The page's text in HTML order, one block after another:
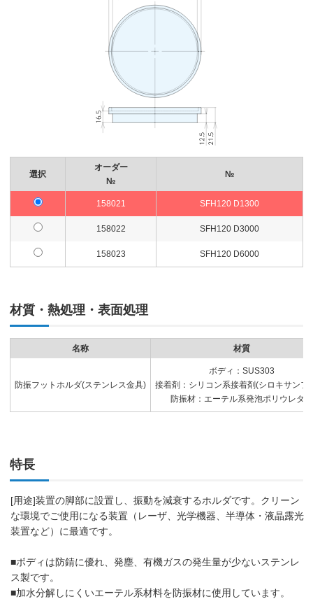
選択
オーダー
№
№
158021 SFH120 D1300
158022 SFH120 D3000
158023 SFH120 D6000
材質・熱処理・表面処理
名称 材質
防振フットホルダ(ステンレス金具)
ボディ：SUS303
接着剤：シリコン系接着剤(シロキサンフ
防振材：エーテル系発泡ポリウレタン
特長
[用途]装置の脚部に設置し、振動を減衰するホルダです。クリーン
な環境でご使用になる装置（レーザ、光学機器、半導体・液晶露光
装置など）に最適です。
■ボディは防錆に優れ、発塵、有機ガスの発生量が少ないステンレ
ス製です。
■加水分解しにくいエーテル系材料を防振材に使用しています。